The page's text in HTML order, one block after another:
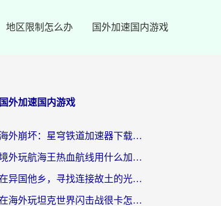
地区限制怎么办 国外加速国内游戏
国外加速国内游戏
海外崩坏：星穹铁道加速器下载安装：一份给游子的终极网络指南
境外玩航海王热血航线用什么加速器？2026海外玩家实测最优方案（附欧洲问道堡垒前线加速技巧）
在异国他乡，寻找连接故土的光明大陆免费加速器
在海外玩坦克世界闪击战很卡怎么办？老玩家亲测有效的加速器选择指南